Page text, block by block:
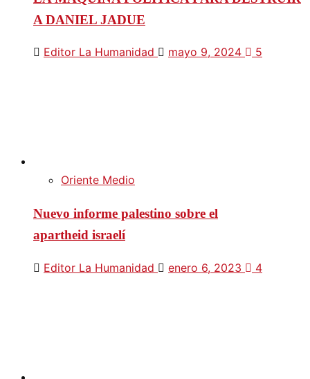
A DANIEL JADUE
Editor La Humanidad mayo 9, 2024 5
Oriente Medio
Nuevo informe palestino sobre el
apartheid israelí
Editor La Humanidad enero 6, 2023 4